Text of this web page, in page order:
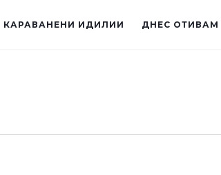
КАРАВАНЕНИ ИДИЛИИ ДНЕС ОТИВАМ